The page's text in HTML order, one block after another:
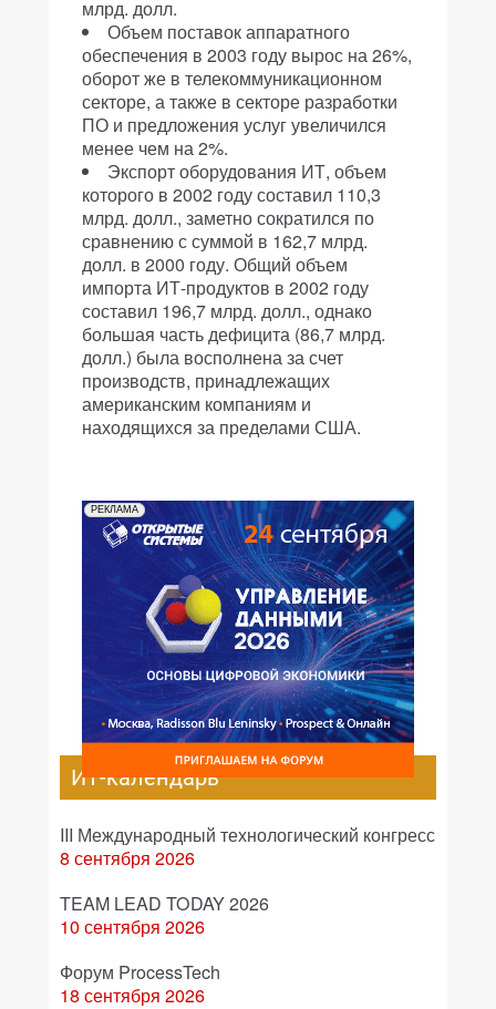
млрд. долл.
Объем поставок аппаратного
обеспечения в 2003 году вырос на 26%,
оборот же в телекоммуникационном
секторе, а также в секторе разработки
ПО и предложения услуг увеличился
менее чем на 2%.
Экспорт оборудования ИТ, объем
которого в 2002 году составил 110,3
млрд. долл., заметно сократился по
сравнению с суммой в 162,7 млрд.
долл. в 2000 году. Общий объем
импорта ИТ-продуктов в 2002 году
составил 196,7 млрд. долл., однако
большая часть дефицита (86,7 млрд.
долл.) была восполнена за счет
производств, принадлежащих
американским компаниям и
находящихся за пределами США.
РЕКЛАМА
ИТ-календарь
III Международный технологический конгресс
8 сентября 2026
TEAM LEAD TODAY 2026
10 сентября 2026
Форум ProcessTech
18 сентября 2026